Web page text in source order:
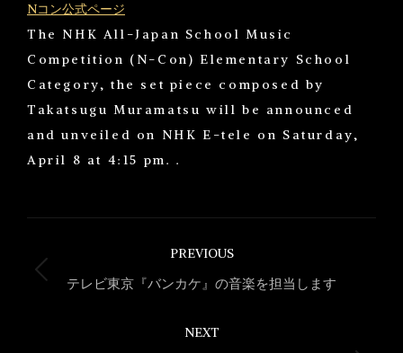
Nコン公式ページ
The NHK All-Japan School Music
Competition (N-Con) Elementary School
Category, the set piece composed by
Takatsugu Muramatsu will be announced
and unveiled on NHK E-tele on Saturday,
April 8 at 4:15 pm. .
navigation
PREVIOUS
Previous
テレビ東京『バンカケ』の音楽を担当します
NEXT